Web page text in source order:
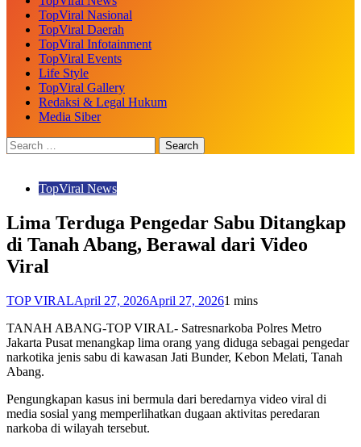
TopViral Nasional
TopViral Daerah
TopViral Infotainment
TopViral Events
Life Style
TopViral Gallery
Redaksi & Legal Hukum
Media Siber
TopViral News
Lima Terduga Pengedar Sabu Ditangkap
di Tanah Abang, Berawal dari Video
Viral
TOP VIRALApril 27, 2026April 27, 20261 mins
TANAH ABANG-TOP VIRAL- Satresnarkoba Polres Metro
Jakarta Pusat menangkap lima orang yang diduga sebagai pengedar
narkotika jenis sabu di kawasan Jati Bunder, Kebon Melati, Tanah
Abang.
Pengungkapan kasus ini bermula dari beredarnya video viral di
media sosial yang memperlihatkan dugaan aktivitas peredaran
narkoba di wilayah tersebut.